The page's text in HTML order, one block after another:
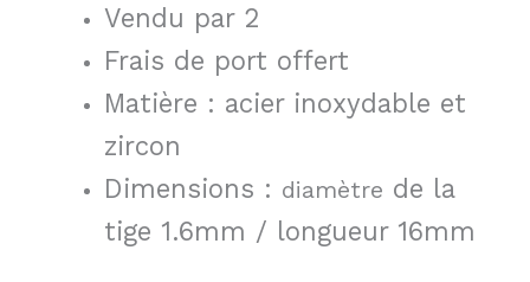
Vendu par 2
Frais de port offert
Matière : acier inoxydable et
zircon
Dimensions : diamètre de la
tige 1.6mm / longueur 16mm